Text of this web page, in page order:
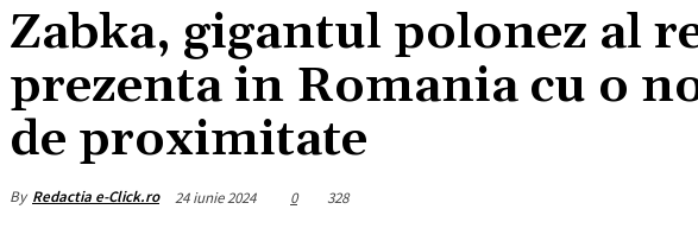
Zabka, gigantul polonez al
prezenta in Romania cu o
de proximitate
By Redactia e-Click.ro 24 iunie 2024 0 328